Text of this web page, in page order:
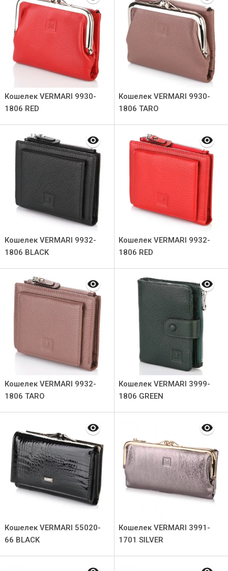
Кошелек VERMARI 9930-
1806 RED
Кошелек VERMARI 9930-
1806 TARO
Кошелек VERMARI 9932-
1806 BLACK
Кошелек VERMARI 9932-
1806 RED
Кошелек VERMARI 9932-
1806 TARO
Кошелек VERMARI 3999-
1806 GREEN
Кошелек VERMARI 55020-
66 BLACK
Кошелек VERMARI 3991-
1701 SILVER